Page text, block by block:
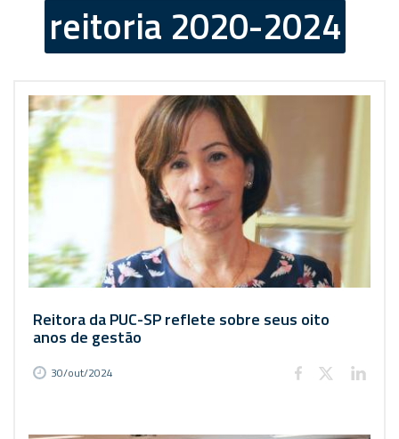
reitoria 2020-2024
Reitora da PUC-SP reflete sobre seus oito
anos de gestão
30/out/2024